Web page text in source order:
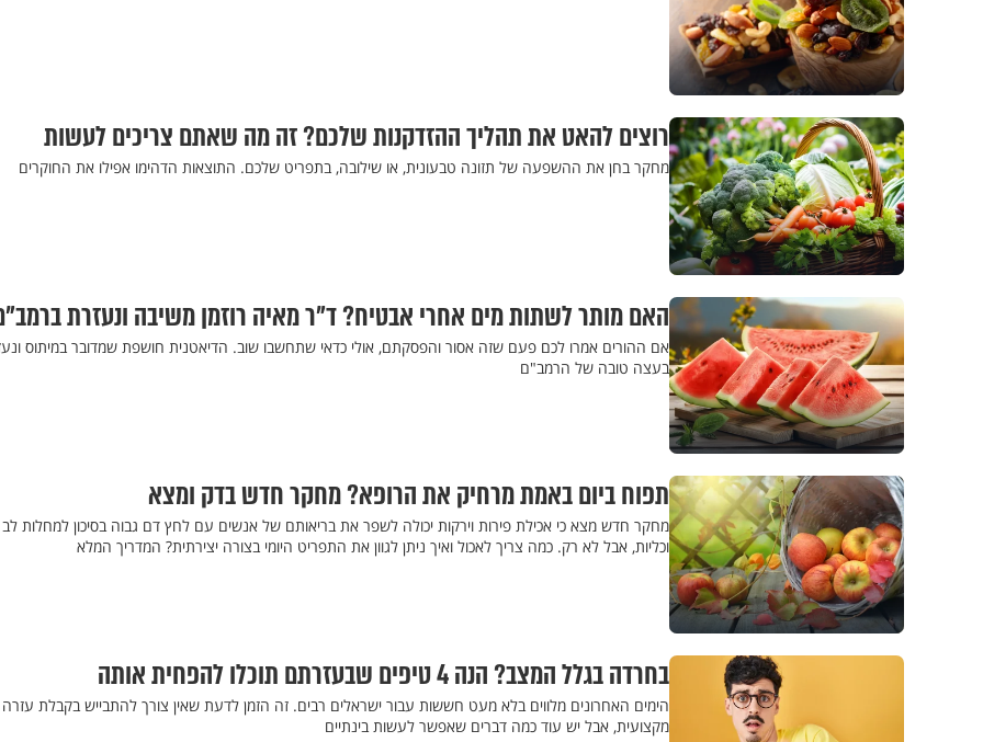
רוצים להאט את תהליך ההזדקנות שלכם? זה מה שאתם צריכים לעשות
מחקר בחן את ההשפעה של תזונה טבעונית, או שילובה, בתפריט שלכם. התוצאות הדהימו אפילו את החוקרים
האם מותר לשתות מים אחרי אבטיח? ד"ר מאיה רוזמן משיבה ונעזרת
אם ההורים אמרו לכם פעם שזה אסור והפסקתם, אולי כדאי שתחשבו שוב. הדיאטנית חושפת שמדובר במיתוס
בעצה טובה של הרמב"ם
תפוח ביום באמת מרחיק את הרופא? מחקר חדש בדק ומצא
מחקר חדש מצא כי אכילת פירות וירקות יכולה לשפר את בריאותם של אנשים עם לחץ דם גבוה בסיכון למחלות לב
וכליות, אבל לא רק. כמה צריך לאכול ואיך ניתן לגוון את התפריט היומי בצורה יצירתית? המדריך המלא
בחרדה בגלל המצב? הנה 4 טיפים שבעזרתם תוכלו להפחית אותה
הימים האחרונים מלווים בלא מעט חששות עבור ישראלים רבים. זה הזמן לדעת שאין צורך להתבייש בקבלת עזרה
מקצועית, אבל יש עוד כמה דברים שאפשר לעשות בינתיים